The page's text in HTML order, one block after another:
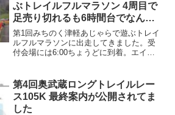
ぶトレイルフルマラソン 4周目で
足売り切れるも6時間台でなんと
か完走
第1回みちのく津軽あじゃらで遊ぶトレイ
ルフルマラソンに出走してきました。受
付会場には6:00ちょうどに到着。エイド
後くらいに受付始まり、ゼッケン、参加
賞とプログラムな...
第4回奥武蔵ロングトレイルレー
ス105K 最終案内が公開されてま
した